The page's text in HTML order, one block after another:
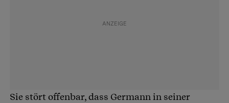
Sie stört offenbar, dass Germann in seiner